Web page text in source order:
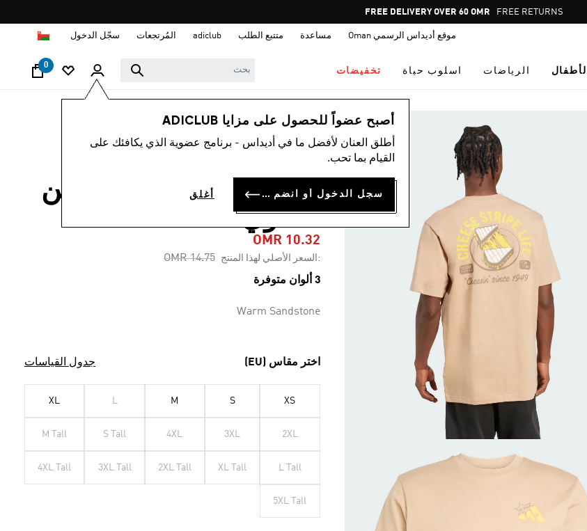
Pause
promotion
FREE DELIVERY OVER 60 OMR FREE RETURNS
موقع أديداس الرسمي Oman مساعدة متتبع الطلب adiclub المُرتجعات سجّل الدخول
الأطفال الرياضات اسلوب حياة تخفيضات
0
أصبح عضواً للحصول على مزايا ADICLUB
أطلق العنان لأفضل ما في أديداس - برنامج عضوية الذي يكافئك على
القيام بما تحب.
سجل الدخول أو انضم الآن أغلق
الرجال ملابس
تي شيرت جرافيكي جبن
مشوي
OMR 10.32
:السعر الأصلي لهذا المنتج Price reduced from
OMR 14.75
to
3 ألوان متوفرة
Warm Sandstone
اختر مقاس (EU) جدول القياسات
XS
S
M
L
XL
2XL
3XL
4XL
S Tall
M Tall
L Tall
XL Tall
2XL Tall
3XL Tall
4XL Tall
5XL Tall